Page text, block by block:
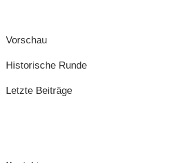
Vorschau
Historische Runde
Letzte Beiträge